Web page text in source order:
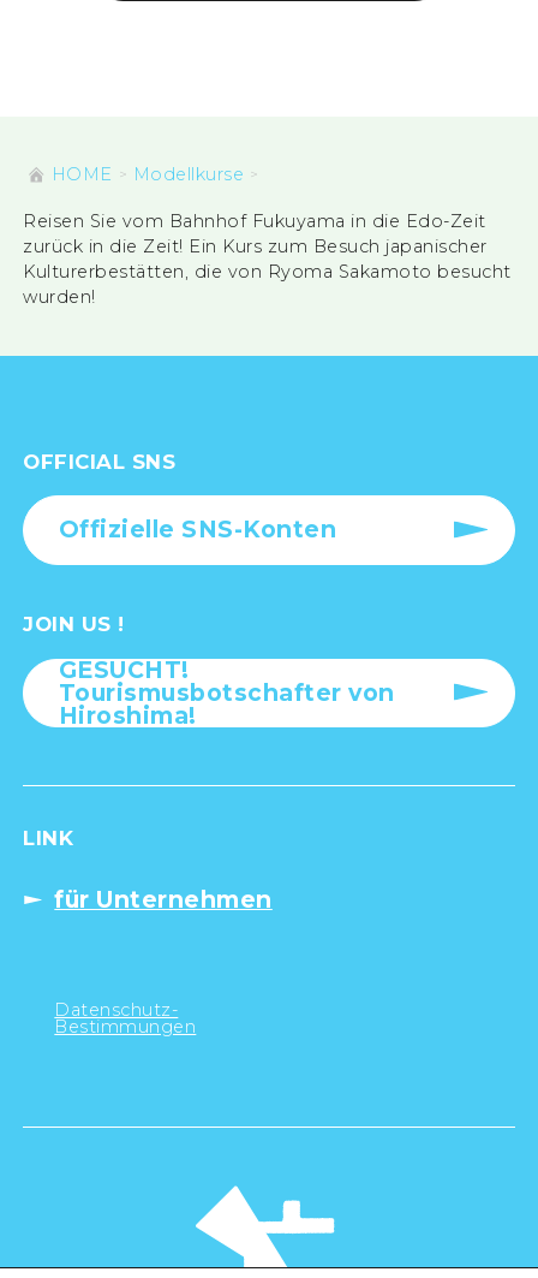
HOME Modellkurse
Reisen Sie vom Bahnhof Fukuyama in die Edo-Zeit
zurück in die Zeit! Ein Kurs zum Besuch japanischer
Kulturerbestätten, die von Ryoma Sakamoto besucht
wurden!
OFFICIAL SNS
Offizielle SNS-Konten
JOIN US !
GESUCHT!
Tourismusbotschafter von
Hiroshima!
LINK
für Unternehmen
Datenschutz-
Bestimmungen